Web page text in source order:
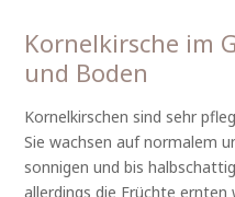
Kornelkirsche im
und Boden
Kornelkirschen sind sehr
Sie wachsen auf normalem
sonnigen und bis
allerdings die Früchte